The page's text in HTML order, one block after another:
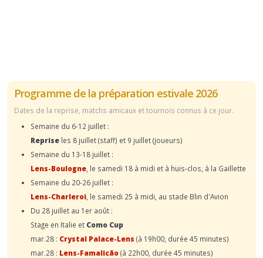
Programme de la préparation estivale 2026
Dates de la reprise, matchs amicaux et tournois connus à ce jour.
Semaine du 6-12 juillet :
Reprise les 8 juillet (staff) et 9 juillet (joueurs)
Semaine du 13-18 juillet :
Lens-Boulogne , le samedi 18 à midi et à huis-clos, à la Gaillette
Semaine du 20-26 juillet :
Lens-Charleroi , le samedi 25 à midi, au stade Blin d'Avion
Du 28 juillet au 1er août :
Stage en Italie et Como Cup
mar.28 : Crystal Palace-Lens (à 19h00, durée 45 minutes)
mar.28 : Lens-Famalicão(à 22h00, durée 45 minutes)